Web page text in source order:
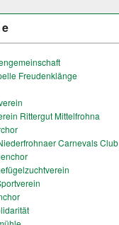
Freudenklänge
Rittergut Mittelfrohna
Carnevals Club